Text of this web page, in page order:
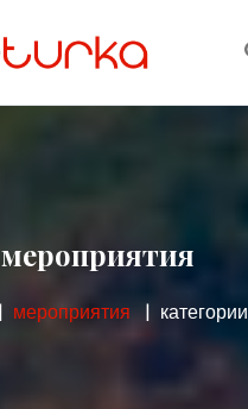
мероприятия
мероприятия категории